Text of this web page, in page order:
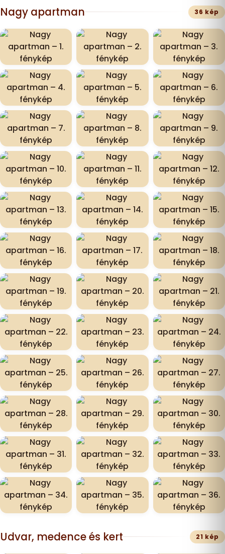
Nagy apartman 36 kép
Udvar, medence és kert 21 kép